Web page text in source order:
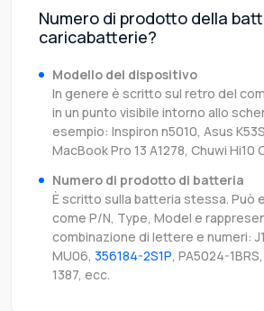
Numero di prodotto della
caricabatterie?
Modello del dispositivo
In genere è scritto sul retro del
in un punto visibile intorno allo
esempio: Inspiron n5010, Asus
MacBook Pro 13 A1278, Chuwi Hi10
Numero di prodotto di batteria
È scritto sulla batteria stessa. Può
come P/N, Type, Model e
combinazione di lettere e numeri:
MU06, 356184-2S1P, PA5024-
1387, ecc.